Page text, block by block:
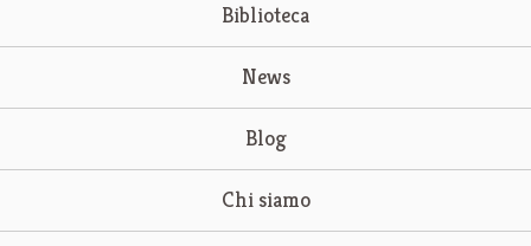
Biblioteca
News
Blog
Chi siamo